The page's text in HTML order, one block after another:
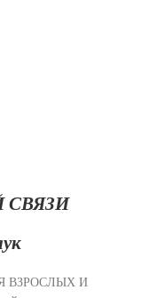
СВЯЗИ
ВЗРОСЛЫХ И